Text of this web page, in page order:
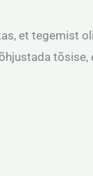
et tegemist oli
tõsise,